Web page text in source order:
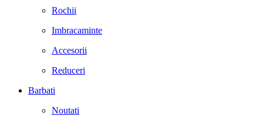
Rochii
Imbracaminte
Accesorii
Reduceri
Barbati
Noutati